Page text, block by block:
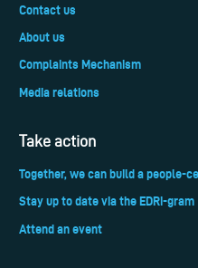
Contact us
About us
Complaints Mechanism
Media relations
Take action
Together, we can build a people-
Stay up to date via the EDRi-gram
Attend an event